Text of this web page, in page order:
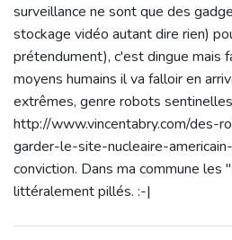
surveillance ne sont que des
stockage vidéo autant dire rien)
prétendument), c'est dingue mais
moyens humains il va falloir en
extrêmes, genre robots
http://www.vincentabry.com/des-
garder-le-site-nucleaire-
conviction. Dans ma commune les
littéralement pillés. :-|